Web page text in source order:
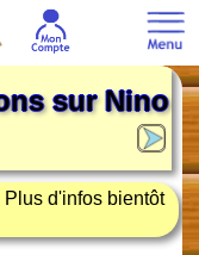
surNino
Plus d'infos bientôt